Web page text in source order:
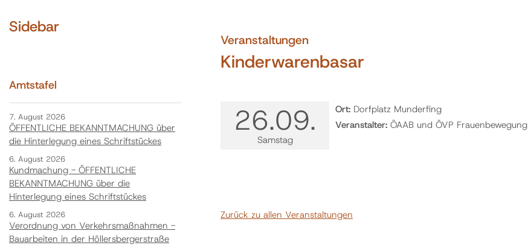
Veranstaltungen
Kinderwarenbasar
26.09.
Samstag
Ort: Dorfplatz Munderfing
Veranstalter: ÖAAB und ÖVP Frauenbewegung
Zurück zu allen Veranstaltungen
Sidebar
Amtstafel
7. August 2026
ÖFFENTLICHE BEKANNTMACHUNG über
die Hinterlegung eines Schriftstückes
6. August 2026
Kundmachung - ÖFFENTLICHE
BEKANNTMACHUNG über die
Hinterlegung eines Schriftstückes
6. August 2026
Verordnung von Verkehrsmaßnahmen -
Bauarbeiten in der Höllersbergerstraße